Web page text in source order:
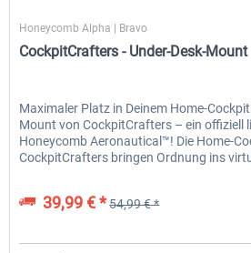
Honeycomb Alpha | Bravo
CockpitCrafters - Under-Desk-Mount
Maximaler Platz in Deinem Home-
Mount von CockpitCrafters – ein offiziell
Honeycomb Aeronautical™! Die Home-
CockpitCrafters bringen Ordnung ins
39,99 € *54,99 € *